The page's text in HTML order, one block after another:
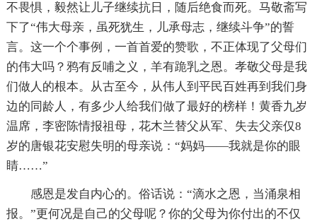
不畏惧，毅然让儿子继续抗日，随后绝食而死。马敬斋写
下了“伟大母亲，虽死犹生，儿承母志，继续斗争”的誓
言。这一个个事例，一首首爱的赞歌，不正体现了父母们
的伟大吗？鸦有反哺之义，羊有跪乳之恩。孝敬父母是我
们做人的根本。从古至今，从伟人到平民百姓再到我们身
边的同龄人，有多少人给我们做了最好的榜样！黄香九岁
温席，李密陈情报祖母，花木兰替父从军、失去父亲仅8
岁的唐银花安慰失明的母亲说：“妈妈——我就是你的眼
睛……”
感恩是发自内心的。俗话说：“滴水之恩，当涌泉相
报。”更何况是自己的父母呢？你的父母为你付出的不仅